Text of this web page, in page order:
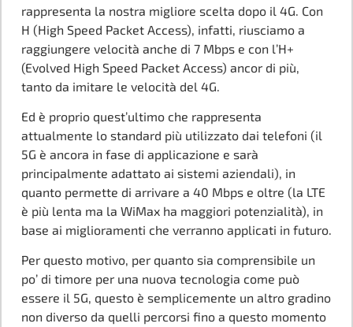
rappresenta la nostra migliore scelta dopo il 4G. Con
H (High Speed Packet Access), infatti, riusciamo a
raggiungere velocità anche di 7 Mbps e con l’H+
(Evolved High Speed Packet Access) ancor di più,
tanto da imitare le velocità del 4G.
Ed è proprio quest’ultimo che rappresenta
attualmente lo standard più utilizzato dai telefoni (il
5G è ancora in fase di applicazione e sarà
principalmente adattato ai sistemi aziendali), in
quanto permette di arrivare a 40 Mbps e oltre (la LTE
è più lenta ma la WiMax ha maggiori potenzialità), in
base ai miglioramenti che verranno applicati in futuro.
Per questo motivo, per quanto sia comprensibile un
po’ di timore per una nuova tecnologia come può
essere il 5G, questo è semplicemente un altro gradino
non diverso da quelli percorsi fino a questo momento